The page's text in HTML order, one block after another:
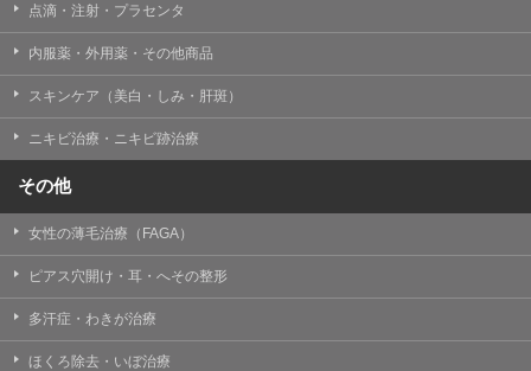
点滴・注射・プラセンタ
内服薬・外用薬・その他商品
スキンケア（美白・しみ・肝斑）
ニキビ治療・ニキビ跡治療
その他
女性の薄毛治療（FAGA）
ピアス穴開け・耳・へその整形
多汗症・わきが治療
ほくろ除去・いぼ治療